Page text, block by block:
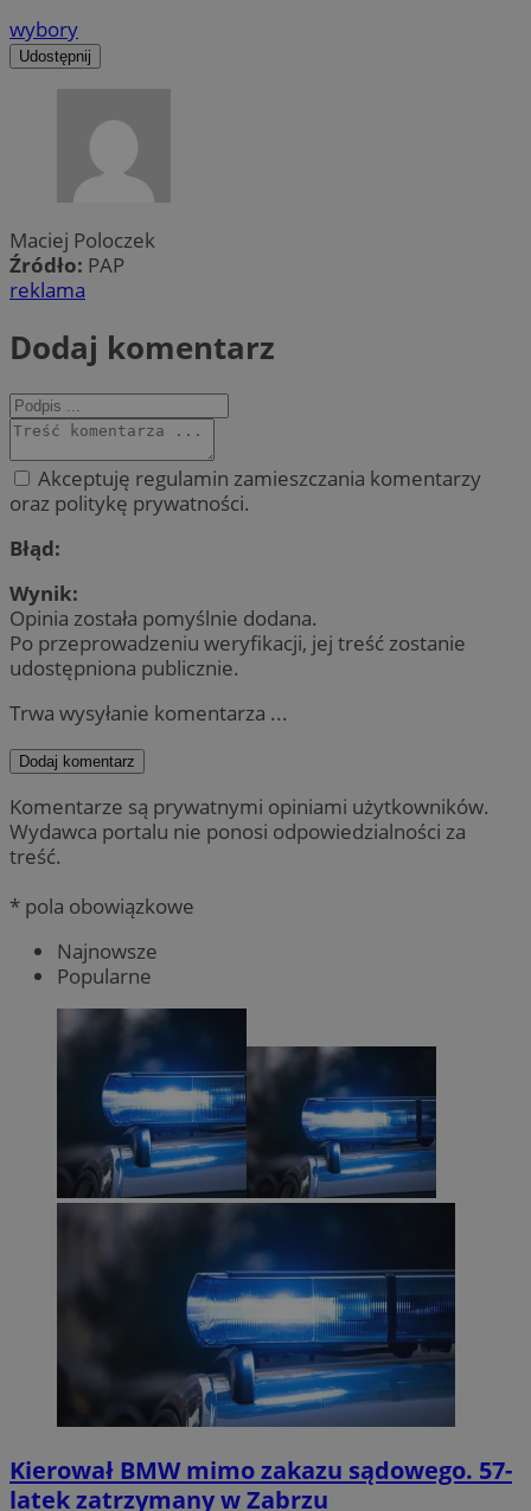
wybory
Udostępnij
Maciej Poloczek
Źródło: PAP
reklama
Dodaj komentarz
Akceptuję regulamin zamieszczania komentarzy
oraz politykę prywatności.
Błąd:
Wynik:
Opinia została pomyślnie dodana.
Po przeprowadzeniu weryfikacji, jej treść zostanie
udostępniona publicznie.
Trwa wysyłanie komentarza ...
Dodaj komentarz
Komentarze są prywatnymi opiniami użytkowników.
Wydawca portalu nie ponosi odpowiedzialności za
treść.
* pola obowiązkowe
Najnowsze
Popularne
Kierował BMW mimo zakazu sądowego. 57-
latek zatrzymany w Zabrzu